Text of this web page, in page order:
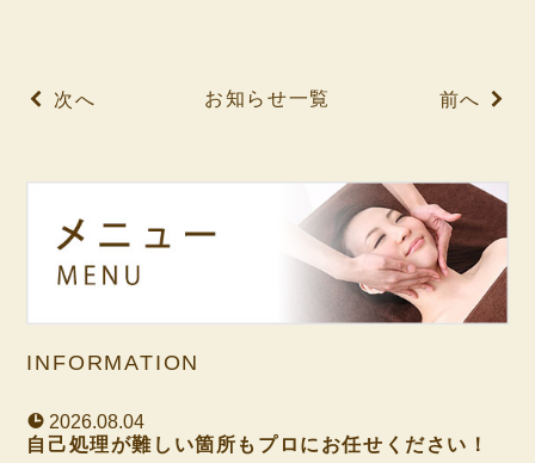
次へ お知らせ一覧 前へ
INFORMATION
2026.08.04
自己処理が難しい箇所もプロにお任せください！